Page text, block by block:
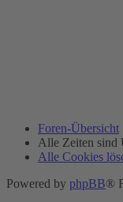
Foren-Übersicht
Alle Zeiten sind
Alle Cookies
Powered by phpBB®